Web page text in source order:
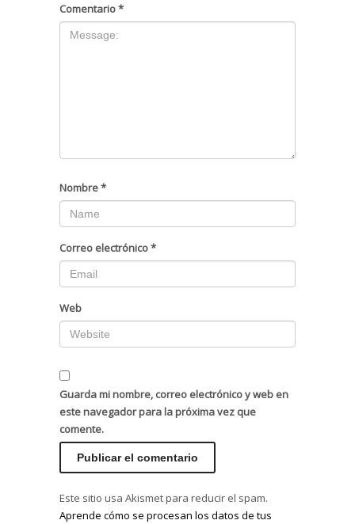
Comentario*
Nombre*
Correo electrónico*
Web
Guarda mi nombre, correo electrónico y web en
este navegador para la próxima vez que
comente.
Este sitio usa Akismet para reducir el spam.
Aprende cómo se procesan los datos de tus